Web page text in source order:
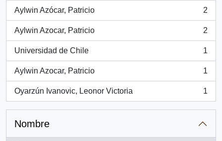
Aylwin Azócar, Patricio
, 2 resultados
2
Aylwin Azocar, Patricio
, 2 resultados
2
Universidad de Chile
, 1 resultados
1
Aylwin Azocar, Patricio
, 1 resultados
1
Oyarzún Ivanovic, Leonor Victoria
, 1 resultados
1
Nombre